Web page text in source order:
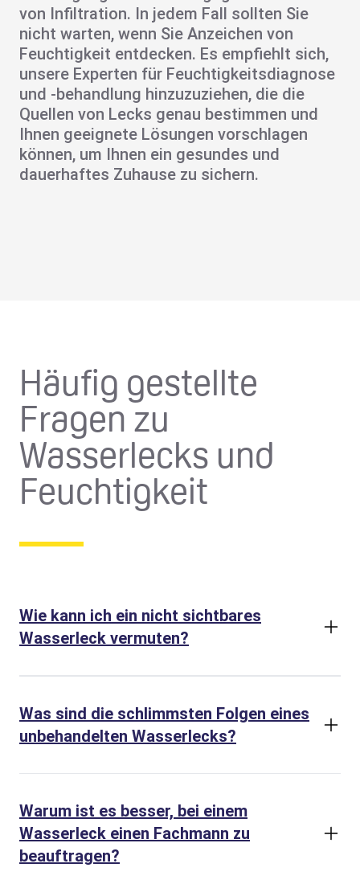
von Infiltration. In jedem Fall sollten Sie
nicht warten, wenn Sie Anzeichen von
Feuchtigkeit entdecken. Es empfiehlt sich,
unsere Experten für Feuchtigkeitsdiagnose
und -behandlung hinzuzuziehen, die die
Quellen von Lecks genau bestimmen und
Ihnen geeignete Lösungen vorschlagen
können, um Ihnen ein gesundes und
dauerhaftes Zuhause zu sichern.
Häufig gestellte
Fragen zu
Wasserlecks und
Feuchtigkeit
Wie kann ich ein nicht sichtbares
Wasserleck vermuten?
Was sind die schlimmsten Folgen eines
unbehandelten Wasserlecks?
Warum ist es besser, bei einem
Wasserleck einen Fachmann zu
beauftragen?